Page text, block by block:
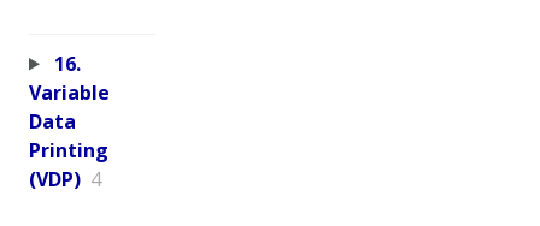
16.
Variable
Data
Printing
(VDP) 4